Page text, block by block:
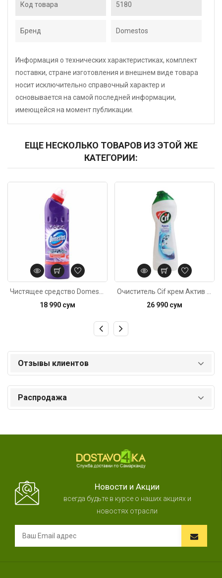
Код товара 5180
Бренд Domestos
Информация о технических характеристиках, комплект
поставки, стране изготовления и внешнем виде товара
носит исключительно справочный характер и
основывается на самой последней информации,
имеющейся на момент публикации.
ЕЩЕ НЕСКОЛЬКО ТОВАРОВ ИЗ ЭТОЙ ЖЕ
КАТЕГОРИИ:
18 990 сум
26 990 сум
Отзывы клиентов
Распродажа
Новости и Акции
всегда будьте в курсе о наших акциях и
новостях отрасли